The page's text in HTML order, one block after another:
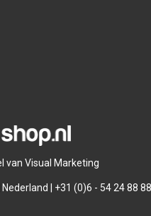
van Visual Marketing
| +31 (0)6 - 54 24 88 88